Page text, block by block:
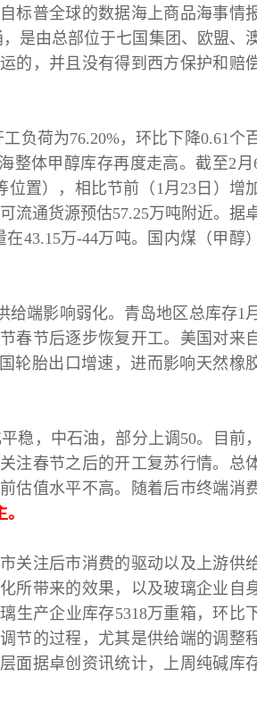
标普全球的数据海上商品海事情
是由总部位于七国集团、欧盟、
的，并且没有得到西方保护和赔
负荷为76.20%，环比下降0.61个
整体甲醇库存再度走高。截至2月
位置），相比节前（1月23日）增
流通货源预估57.25万吨附近。据
43.15万-44万吨。国内煤（甲醇）
给端影响弱化。青岛地区总库存1月
春节后逐步恢复开工。美国对来自
轮胎出口增速，进而影响天然橡
稳，中石油，部分上调50。目前，
注春节之后的开工复苏行情。总
估值水平不高。随着后市终端消
关注后市消费的驱动以及上游供
所带来的效果，以及玻璃企业自
生产企业库存5318万重箱，环比
节的过程，尤其是供给端的调整
面据卓创资讯统计，上周纯碱库